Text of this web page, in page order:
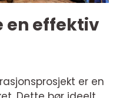
en effektiv
er en